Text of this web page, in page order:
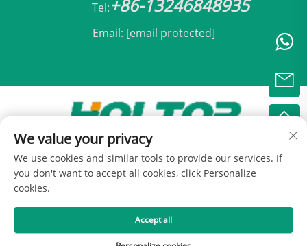
Tel:+86-13246848935
Email: [email protected]
Hak Cipta © 2025 oleh Holtop Beijing Air
Conditioning Co., Ltd - Dasar Privasi
We value your privacy
We use cookies and similar tools to provide our services. If
you don't want to accept all cookies, click Personalize
cookies.
Accept all